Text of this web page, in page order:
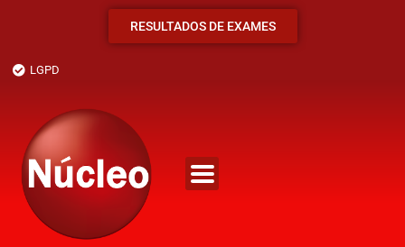
RESULTADOS DE EXAMES
LGPD